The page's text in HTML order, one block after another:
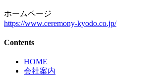
ホームページ
https://www.ceremony-kyodo.co.jp/
Contents
HOME
会社案内